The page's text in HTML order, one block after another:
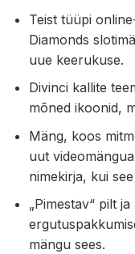
Teist tüüpi
Diamonds
uue keerukuse.
Divinci kallite
mõned ikoonid,
Mäng, koos
uut
nimekirja, kui
„Pimestav“ pilt
mängu sees.